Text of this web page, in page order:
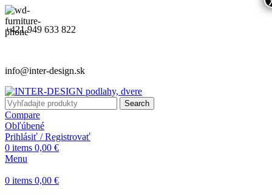
+421 949 633 822
info@inter-design.sk
Search
Compare
Obľúbené
Prihlásiť / Registrovať
0 items 0,00 €
Menu
0 items 0,00 €